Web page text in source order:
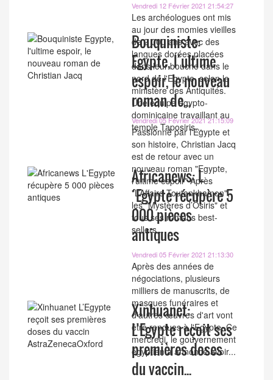
Vendredi 12 Février 2021 21:54:27
Les archéologues ont mis
au jour des momies vieilles
de 2 000 ans avec des
langues dorées placées
dans leur bouche dans le
nord de l'Egypte, selon le
ministère des Antiquités.
Une équipe égypto-
dominicaine travaillant au
temple Taposiris...
Bouquiniste:
Egypte, l´ultime
espoir, le nouveau
roman de...
Vendredi 05 Février 2021 21:15:09
Passionné par l'Egypte et
son histoire, Christian Jacq
est de retour avec un
nouveau roman "Egypte,
l'ultime espoir" Après
"L’Affaire Toutankhamon",
les "Mystères d’Osiris" et
tous ses romans best-
sellers,...
Africanews: L
´Egypte récupère 5
000 pièces
antiques
Vendredi 05 Février 2021 21:13:30
Après des années de
négociations, plusieurs
milliers de manuscrits, de
masques funéraires et
d'autres œuvres d'art vont
être rendues à l'Egypte. Ce
mercredi, le gouvernement
égyptien a annoncé avoir...
Xinhuanet:
L’Egypte reçoit ses
premières doses
du vaccin...